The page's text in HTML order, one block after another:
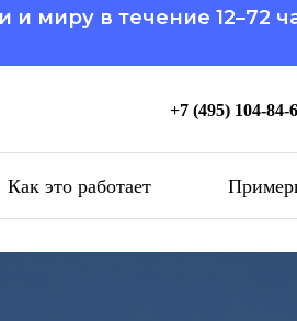
миру в течение 12–72
+7 (495) 104-84-
Как это работает